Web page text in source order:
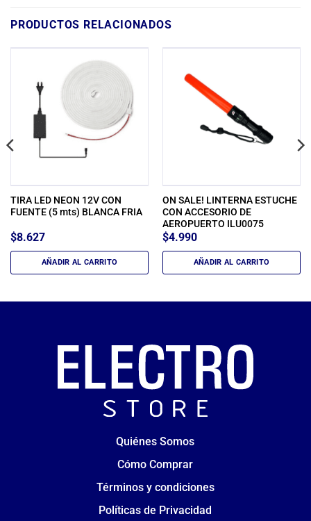
PRODUCTOS RELACIONADOS
TIRA LED NEON 12V CON
FUENTE (5 mts) BLANCA FRIA
$8.627
AÑADIR AL CARRITO
ON SALE! LINTERNA ESTUCHE
CON ACCESORIO DE
AEROPUERTO ILU0075
$4.990
AÑADIR AL CARRITO
Quiénes Somos
Cómo Comprar
Términos y condiciones
Políticas de Privacidad